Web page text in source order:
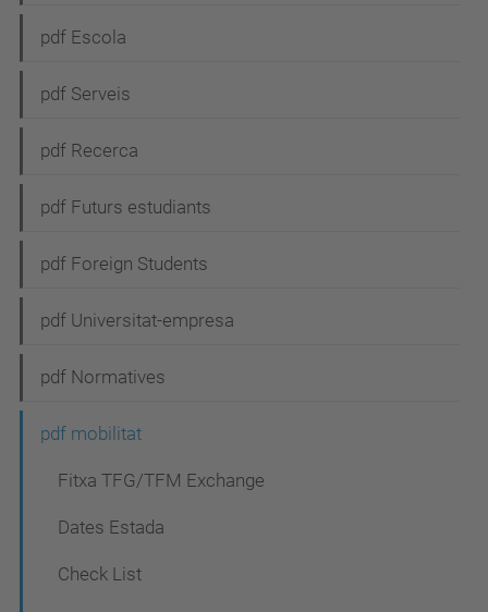
a
v
g
a
i
ó
pdf Escola
pdf Serveis
pdf Recerca
pdf Futurs estudiants
pdf Foreign Students
pdf Universitat-empresa
pdf Normatives
pdf mobilitat
Fitxa TFG/TFM Exchange
Dates Estada
Check List